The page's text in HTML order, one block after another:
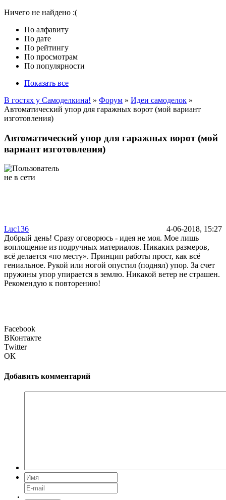
Ничего не найдено :(
По алфавиту
По дате
По рейтингу
По просмотрам
По популярности
Показать все
В гостях у Самоделкина! » Форум » Идеи самоделок »
Автоматический упор для гаражных ворот (мой вариант
изготовления)
Автоматический упор для гаражных ворот (мой
вариант изготовления)
Luc136
4-06-2018, 15:27
Добрый день! Сразу оговорюсь - идея не моя. Мое лишь
воплощение из подручных материалов. Никаких размеров,
всё делается «по месту». Принцип работы прост, как всё
гениальное. Рукой или ногой опустил (поднял) упор. За счет
пружины упор упирается в землю. Никакой ветер не страшен.
Рекомендую к повторению!
Facebook
ВКонтакте
Twitter
ОК
Добавить комментарий